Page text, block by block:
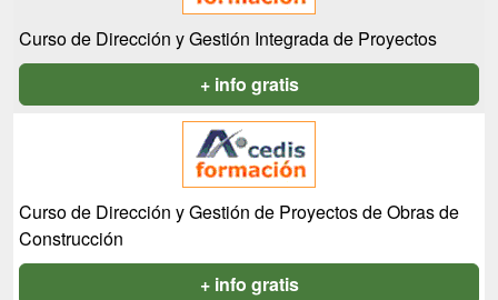
Curso de Dirección y Gestión Integrada de Proyectos
+ info gratis
Curso de Dirección y Gestión de Proyectos de Obras de
Construcción
+ info gratis